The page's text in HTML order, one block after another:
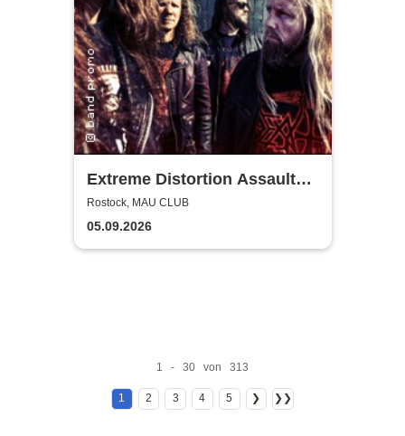
Extreme Distortion Assault
XV
Rostock, MAU CLUB
05.09.2026
1 - 30 von 313
1 2 3 4 5 ❯ ❯❯